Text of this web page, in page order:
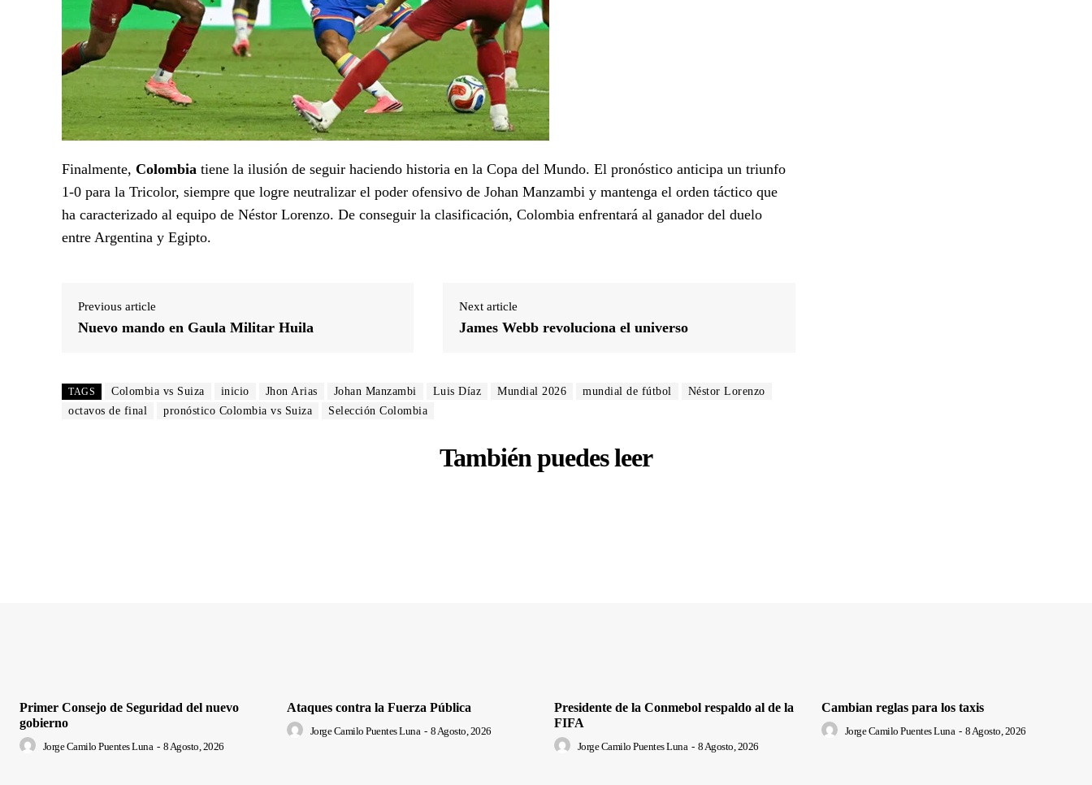
Finalmente, Colombia tiene la ilusión de seguir haciendo historia en la Copa del Mundo. El pronóstico anticipa un triunfo
1-0 para la Tricolor, siempre que logre neutralizar el poder ofensivo de Johan Manzambi y mantenga el orden táctico que
ha caracterizado al equipo de Néstor Lorenzo. De conseguir la clasificación, Colombia enfrentará al ganador del duelo
entre Argentina y Egipto.
Previous article
Nuevo mando en Gaula Militar Huila
Next article
James Webb revoluciona el universo
TAGS Colombia vs Suiza inicio Jhon Arias Johan Manzambi Luis Díaz Mundial 2026 mundial de fútbol
Néstor Lorenzo
octavos de final
pronóstico Colombia vs Suiza Selección Colombia
También puedes leer
Primer Consejo de Seguridad del nuevo
gobierno
Jorge Camilo Puentes Luna - 8 Agosto, 2026
Ataques contra la Fuerza Pública
Jorge Camilo Puentes Luna - 8 Agosto, 2026
Presidente de la Conmebol respaldo al de la
FIFA
Jorge Camilo Puentes Luna - 8 Agosto, 2026
Cambian reglas para los taxis
Jorge Camilo Puentes Luna - 8 Agosto, 2026